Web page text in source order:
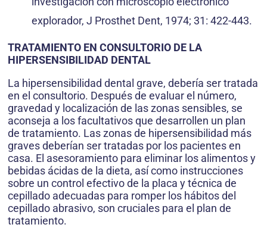
explorador, J Prosthet Dent, 1974; 31: 422-443.
TRATAMIENTO EN CONSULTORIO DE LA
HIPERSENSIBILIDAD DENTAL
La hipersensibilidad dental grave, debería ser tratada
en el consultorio. Después de evaluar el número,
gravedad y localización de las zonas sensibles, se
aconseja a los facultativos que desarrollen un plan
de tratamiento. Las zonas de hipersensibilidad más
graves deberían ser tratadas por los pacientes en
casa. El asesoramiento para eliminar los alimentos y
bebidas ácidas de la dieta, así como instrucciones
sobre un control efectivo de la placa y técnica de
cepillado adecuadas para romper los hábitos del
cepillado abrasivo, son cruciales para el plan de
tratamiento.